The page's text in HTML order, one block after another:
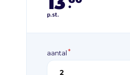
.
p.st.
aantal